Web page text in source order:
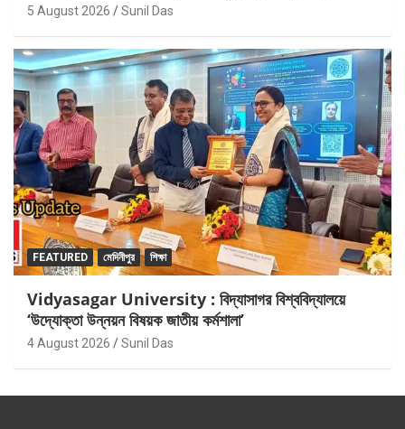
5 August 2026 Sunil Das
FEATURED মেদিনীপুর শিক্ষা
Vidyasagar University : বিদ্যাসাগর বিশ্ববিদ্যালয়ে
‘উদ্যোক্তা উন্নয়ন বিষয়ক জাতীয় কর্মশালা’
4 August 2026 Sunil Das